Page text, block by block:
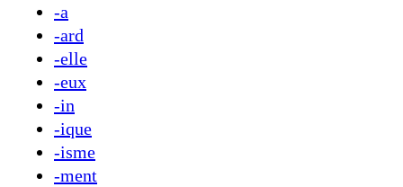
-a
-ard
-elle
-eux
-in
-ique
-isme
-ment